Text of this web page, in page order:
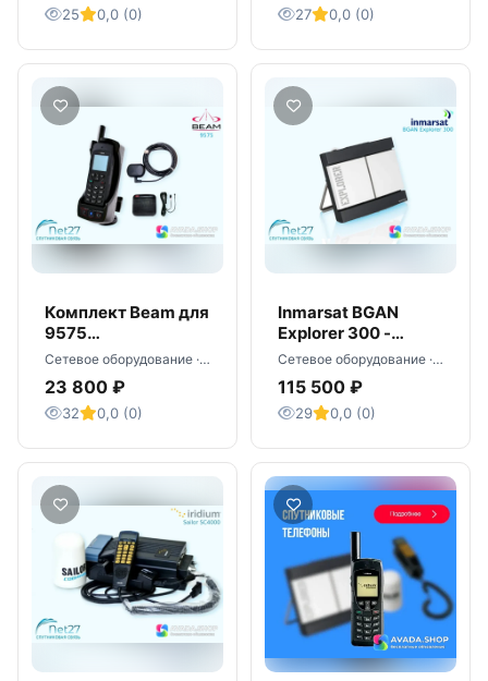
25 0,0 (0) 27 0,0 (0)
Комплект Beam для
9575
автомобильный -
Сетевое оборудование · Москва
23 800 ₽
32 0,0 (0)
Inmarsat BGAN
Explorer 300 -
спутниковый
Сетевое оборудование · Москва
115 500 ₽
29 0,0 (0)